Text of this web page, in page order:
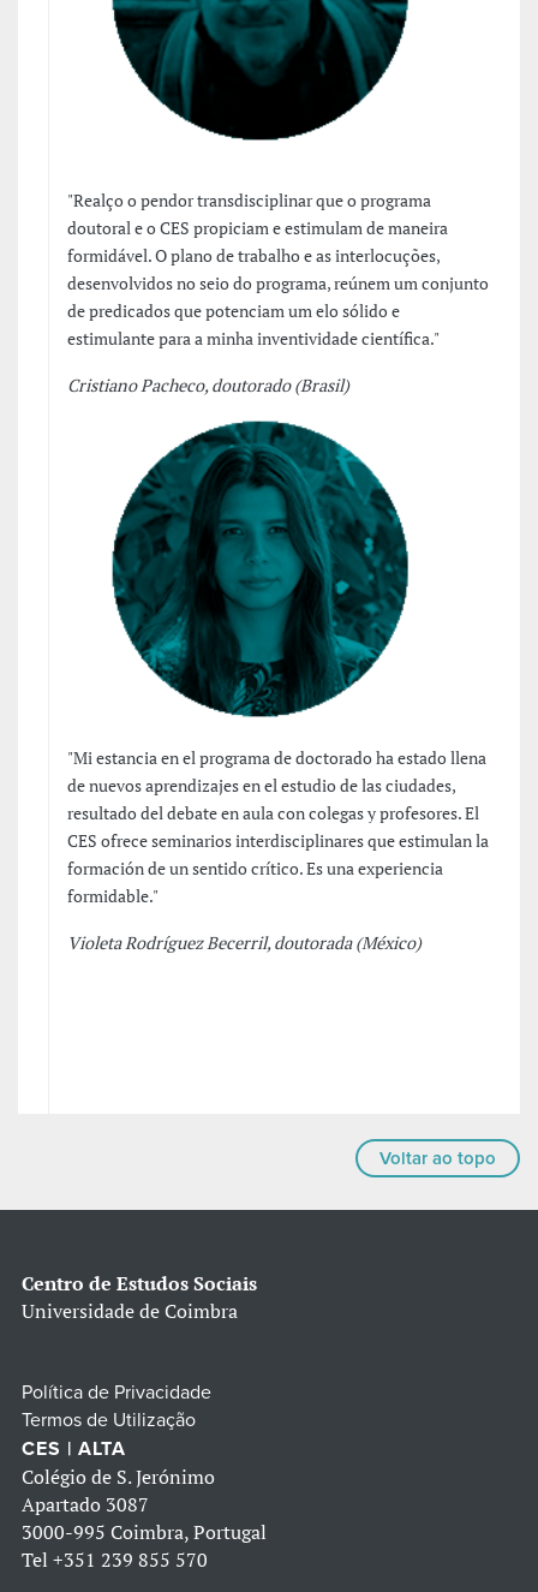
"Realço o pendor transdisciplinar que o programa
doutoral e o CES propiciam e estimulam de maneira
formidável. O plano de trabalho e as interlocuções,
desenvolvidos no seio do programa, reúnem um conjunto
de predicados que potenciam um elo sólido e
estimulante para a minha inventividade científica."
Cristiano Pacheco, doutorado (Brasil)
"Mi estancia en el programa de doctorado ha estado llena
de nuevos aprendizajes en el estudio de las ciudades,
resultado del debate en aula con colegas y profesores. El
CES ofrece seminarios interdisciplinares que estimulan la
formación de un sentido crítico. Es una experiencia
formidable."
Violeta Rodríguez Becerril, doutorada (México)
Voltar ao topo
Centro de Estudos Sociais
Universidade de Coimbra
Política de Privacidade
Termos de Utilização
CES | ALTA
Colégio de S. Jerónimo
Apartado 3087
3000-995 Coimbra, Portugal
Tel +351 239 855 570